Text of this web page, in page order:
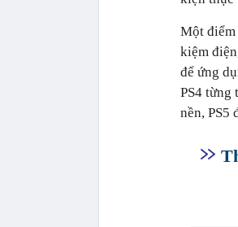
Một điểm
kiệm
để ứng
PS4 từng
nền, PS5